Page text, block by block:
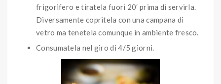
frigorifero e tiratela fuori 20′ prima di servirla.
Diversamente copritela con una campana di
vetro ma tenetela comunque in ambiente fresco.
Consumatela nel giro di 4/5 giorni.